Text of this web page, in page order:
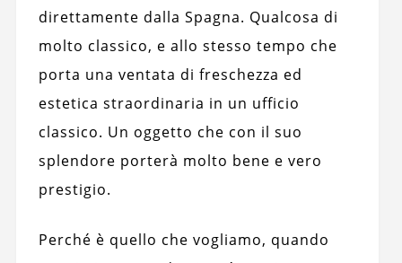
direttamente dalla Spagna. Qualcosa di
molto classico, e allo stesso tempo che
porta una ventata di freschezza ed
estetica straordinaria in un ufficio
classico. Un oggetto che con il suo
splendore porterà molto bene e vero
prestigio.
Perché è quello che vogliamo, quando